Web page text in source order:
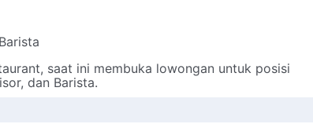
saat ini membuka lowongan untuk posisi
dan Barista.